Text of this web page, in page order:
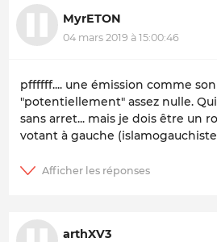
MyrETON
04 mars 2019 à 15:00:46
pffffff.... une émission comme
"potentiellement" assez nulle.
sans arret... mais je dois être un
votant à gauche
arthXV3